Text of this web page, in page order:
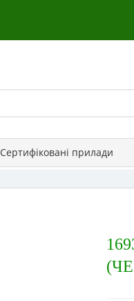
Сертифіковані прилади